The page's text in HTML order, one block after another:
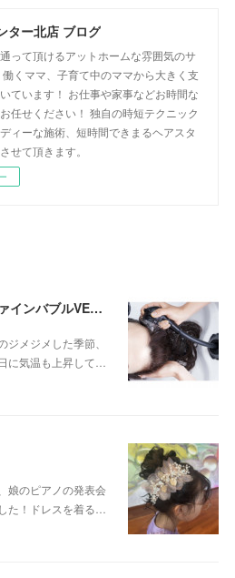
ター北店 ブログ
って頂けるアットホームな雰囲気のサ
働くママ、子育て中のママから大きく支
ています！ お仕事や家事などお時間な
任せください！ 独自の時短テクニック
ィーな施術、短時間できまるヘアスタ
せて頂きます。
【新メニュー】ウルトラファインバブルVEENA始めました！
ジメジメした季節、
に気温も上昇して…
娘のピアノの発表会
た！ドレスを着る…